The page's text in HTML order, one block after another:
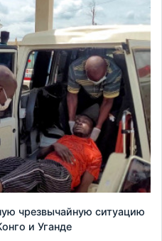
чрезвычайную ситуацию
и Уганде